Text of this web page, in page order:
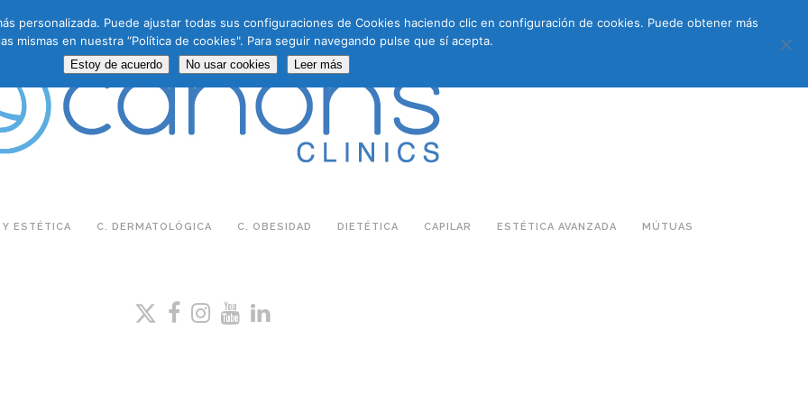
683 27 07 09 683 27 07 09 E-COMMERCE
ESTÉTICA C. DERMATOLÓGICA C. OBESIDAD DIETÉTICA CAPILAR ESTÉTICA AVANZADA MÚTUAS
personalizada. Puede ajustar todas sus configuraciones de Cookies haciendo clic en configuración de cookies. Puede obtener más
mismas en nuestra “Política de cookies". Para seguir navegando pulse que sí acepta.
Estoy de acuerdo No usar cookies Leer más